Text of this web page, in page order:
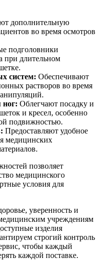
дополнительную
во время осмотров
подголовники
при длительном
систем: Обеспечивают
растворов во время
ног: Облегчают посадку и
и кресел, особенно
подвижностью.
Предоставляют удобное
медицинских
позволяет
медицинского
условия для
уверенность и
учреждениям
изделия
строгий контроль
чтобы каждый
каждой поставке.